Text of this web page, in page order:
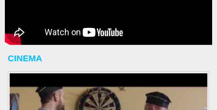
CINEMA